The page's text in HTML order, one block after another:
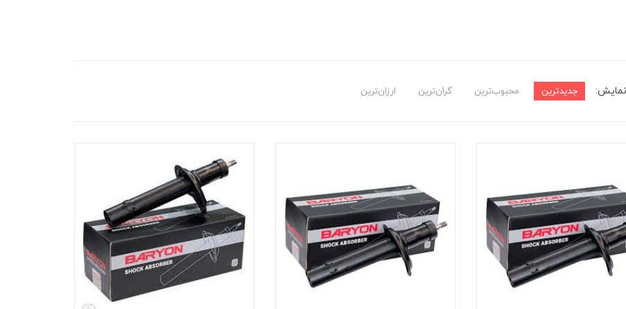
جدیدترین محبوب‌ترین گران‌ترین ارزان‌ترین